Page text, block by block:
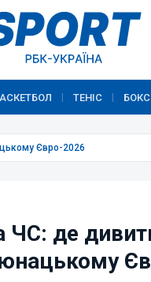
ТЕНІС БОКС
Євро-2026
ЧС: де
юнацькому